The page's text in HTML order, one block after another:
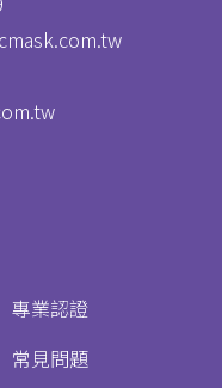
專業認證
常見問題